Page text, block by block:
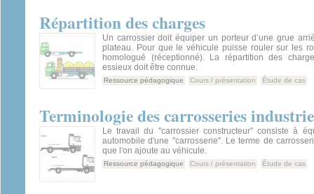
Répartition des charges
Un carrossier doit équiper un porteur d’une grue
plateau. Pour que le véhicule puisse rouler sur les
homologué (réceptionné). La répartition des
essieux doit être connue.
Ressource pédagogique Cours / présentation Étude de cas
Terminologie des carrosseries
Le travail du "carrossier constructeur" consiste à
automobile d'une "carrosserie". Le terme de
que l'on ajoute au véhicule.
Ressource pédagogique Cours / présentation Étude de cas